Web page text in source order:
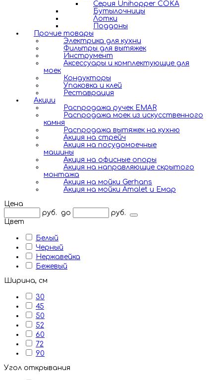
Серия Unihopper COKA
Бутылочницы
Лотки
Поддоны
Прочие товары
Электрика для кухни
Фильтры для вытяжек
Инструмент
Аксессуары и комплектующие для
моек
Кондукторы
Упаковка и клей
Реставрация
Акции
Распродажа ручек EMAR
Распродажа моек из искусственного
камня
Распродажа вытяжек на кухню
Акция на стрейч
Акция на посудомоечные
машины
Акция на офисные опоры
Акция на направляющие скрытого
монтажа
Акция на мойки Gerhans
Акция на мойки Amalet и Емар
Цена
руб.
до
руб.
Цвет
Белый
Черный
Нержавейка
Бежевый
Ширина, см
30
45
50
52
60
72
90
Угол открывания